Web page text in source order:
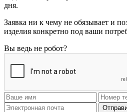
дня.
Заявка ни к чему не обязывает и
изделия конкретно под ваши
Вы ведь не робот?